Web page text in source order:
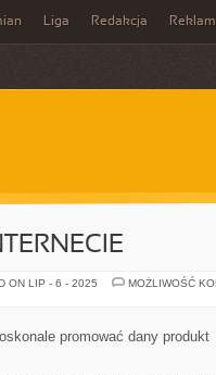
Liga Redakcja
ON LIP - 6 - 2025
MOŻLIWOŚĆ
promować dany produkt